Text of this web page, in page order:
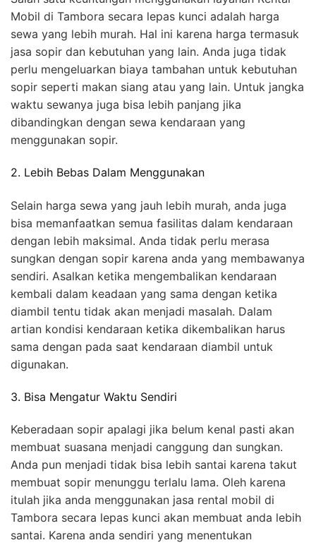
Mobil di Tambora secara lepas kunci adalah harga
sewa yang lebih murah. Hal ini karena harga termasuk
jasa sopir dan kebutuhan yang lain. Anda juga tidak
perlu mengeluarkan biaya tambahan untuk kebutuhan
sopir seperti makan siang atau yang lain. Untuk jangka
waktu sewanya juga bisa lebih panjang jika
dibandingkan dengan sewa kendaraan yang
menggunakan sopir.
2. Lebih Bebas Dalam Menggunakan
Selain harga sewa yang jauh lebih murah, anda juga
bisa memanfaatkan semua fasilitas dalam kendaraan
dengan lebih maksimal. Anda tidak perlu merasa
sungkan dengan sopir karena anda yang membawanya
sendiri. Asalkan ketika mengembalikan kendaraan
kembali dalam keadaan yang sama dengan ketika
diambil tentu tidak akan menjadi masalah. Dalam
artian kondisi kendaraan ketika dikembalikan harus
sama dengan pada saat kendaraan diambil untuk
digunakan.
3. Bisa Mengatur Waktu Sendiri
Keberadaan sopir apalagi jika belum kenal pasti akan
membuat suasana menjadi canggung dan sungkan.
Anda pun menjadi tidak bisa lebih santai karena takut
membuat sopir menunggu terlalu lama. Oleh karena
itulah jika anda menggunakan jasa rental mobil di
Tambora secara lepas kunci akan membuat anda lebih
santai. Karena anda sendiri yang menentukan